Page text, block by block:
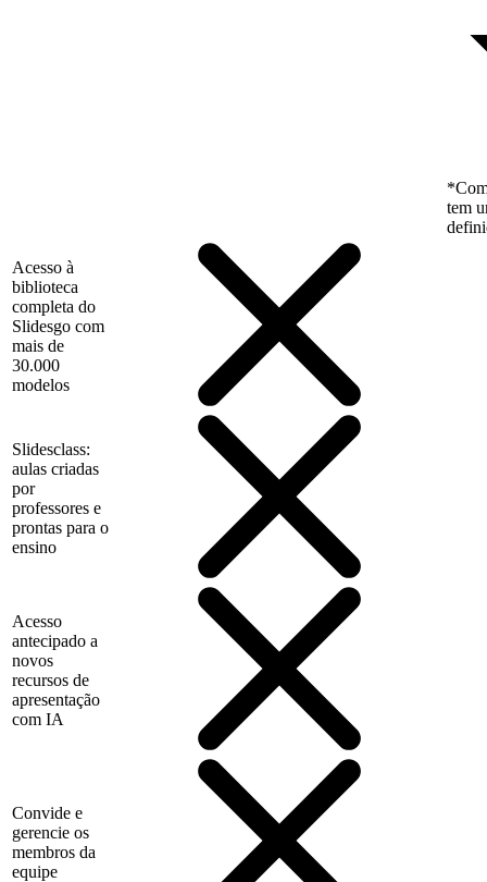
tem
Acesso à
biblioteca
completa do
Slidesgo com
mais de
30.000
modelos
Slidesclass:
aulas criadas
por
professores e
prontas para o
ensino
Acesso
antecipado a
novos
recursos de
apresentação
com IA
Convide e
gerencie os
membros da
equipe